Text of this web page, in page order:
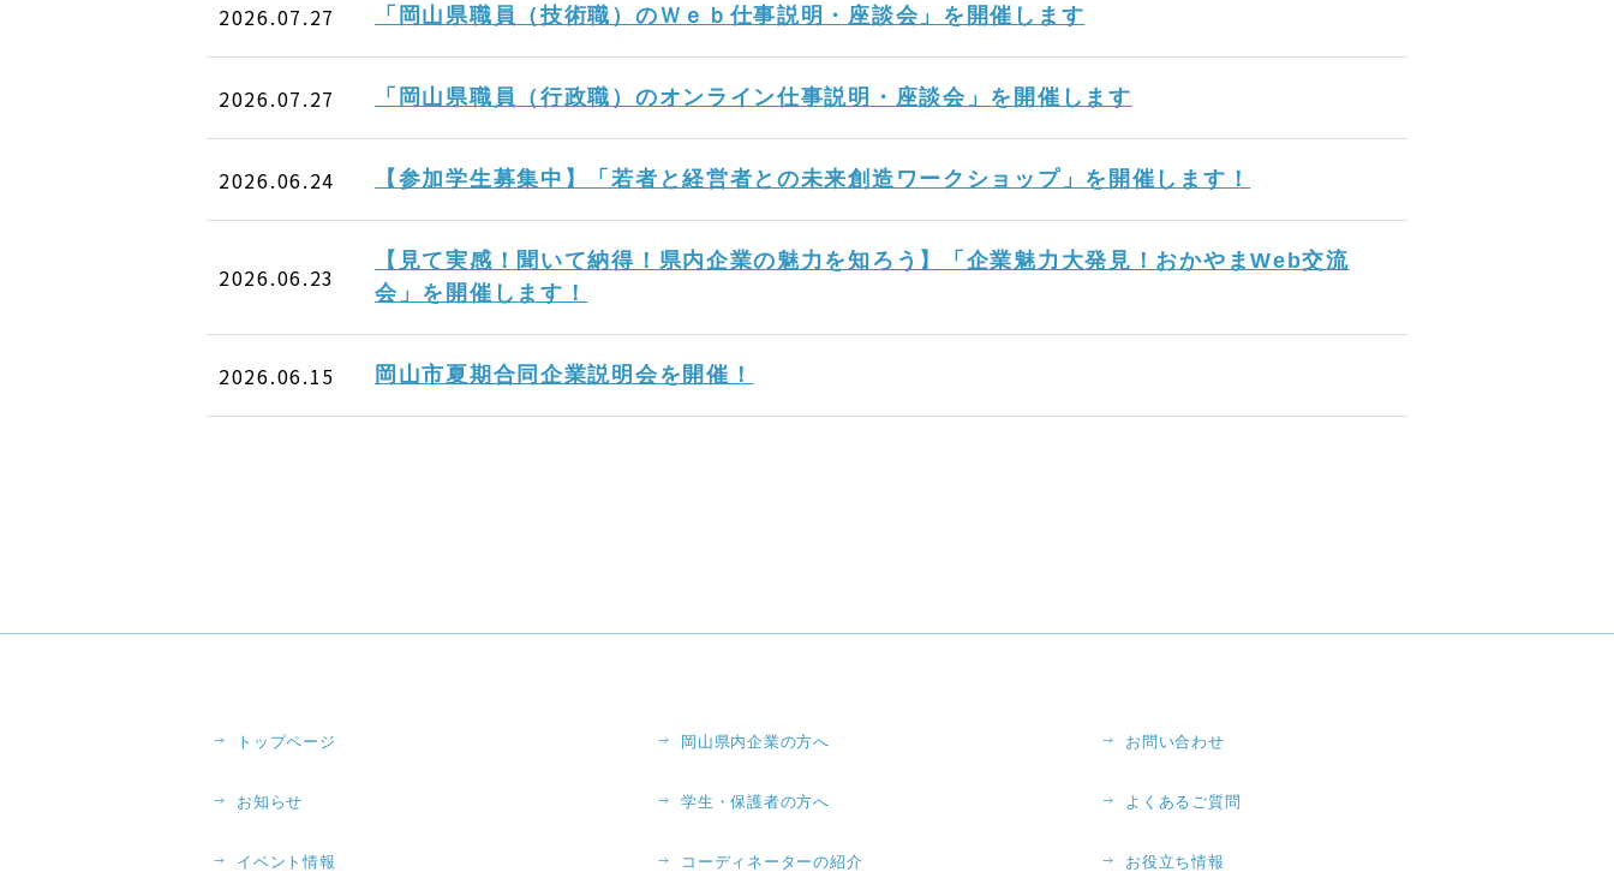
2026.07.27 「岡山県職員（技術職）のＷｅｂ仕事説明・座談会」を開催します
2026.07.27 「岡山県職員（行政職）のオンライン仕事説明・座談会」を開催します
2026.06.24 【参加学生募集中】「若者と経営者との未来創造ワークショップ」を開催します！
2026.06.23
【見て実感！聞いて納得！県内企業の魅力を知ろう】「企業魅力大発見！おかやまWeb交流
会」を開催します！
2026.06.15 岡山市夏期合同企業説明会を開催！
トップページ
お知らせ
イベント情報
岡山県内企業の方へ
学生・保護者の方へ
コーディネーターの紹介
お問い合わせ
よくあるご質問
お役立ち情報